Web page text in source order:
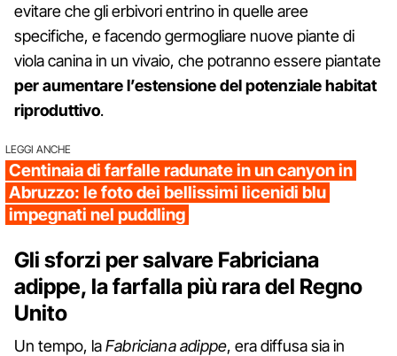
evitare che gli erbivori entrino in quelle aree
specifiche, e facendo germogliare nuove piante di
viola canina in un vivaio, che potranno essere piantate
per aumentare l’estensione del potenziale habitat
riproduttivo.
LEGGI ANCHE
Centinaia di farfalle radunate in un canyon in
Abruzzo: le foto dei bellissimi licenidi blu
impegnati nel puddling
Gli sforzi per salvare Fabriciana
adippe, la farfalla più rara del Regno
Unito
Un tempo, laFabriciana adippe, era diffusa sia in